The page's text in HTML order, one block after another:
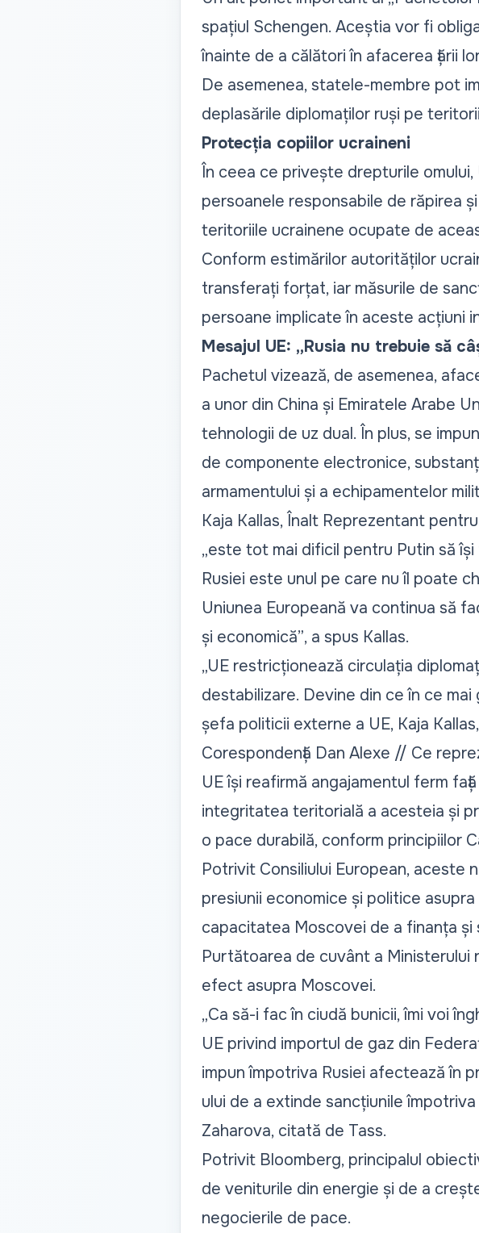
spațiul Schengen. Aceștia vor fi
înainte de a călători în afacerea țării
De asemenea, statele-membre pot
deplasările diplomaților ruși pe
Protecția copiilor ucraineni
În ceea ce privește drepturile
persoanele responsabile de răpirea
teritoriile ucrainene ocupate de
Conform estimărilor autorităților
transferați forțat, iar măsurile de
persoane implicate în aceste acțiuni
Mesajul UE: „Rusia nu trebuie să
Pachetul vizează, de asemenea,
a unor din China și Emiratele Arabe
tehnologii de uz dual. În plus, se
de componente electronice,
armamentului și a echipamentelor
Kaja Kallas, Înalt Reprezentant
„este tot mai dificil pentru Putin să își
Rusiei este unul pe care nu îl poate
Uniunea Europeană va continua să
și economică”, a spus Kallas.
„UE restricționează circulația
destabilizare. Devine din ce în ce
șefa politicii externe a UE, Kaja
Corespondență Dan Alexe // Ce
UE își reafirmă angajamentul ferm
integritatea teritorială a acesteia și
o pace durabilă, conform principiilor
Potrivit Consiliului European, aceste
presiunii economice și politice
capacitatea Moscovei de a finanța și
Purtătoarea de cuvânt a Ministerului
efect asupra Moscovei.
„Ca să-i fac în ciudă bunicii, îmi voi
UE privind importul de gaz din
impun împotriva Rusiei afectează în
ului de a extinde sancțiunile
Zaharova, citată de Tass.
Potrivit Bloomberg, principalul
de veniturile din energie și de a
negocierile de pace.